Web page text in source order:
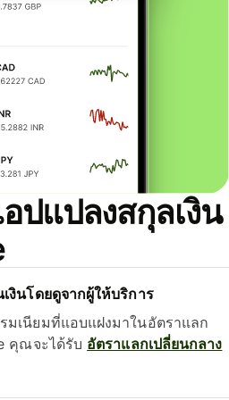
ปแปลงสกุลเงิน
เงินโดยดูจากผู้ให้บริการ
มเนียมที่แอบแฝงมาในอัตราแลก
คุณจะได้รับ อัตราแลกเปลี่ยนกลาง